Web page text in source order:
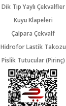
Dik Tip Yaylı Çekvalfler
Kuyu Klapeleri
Çalpara Çekvalf
Hidrofor Lastik Takozu
Pislik Tutucular (Pirinç)